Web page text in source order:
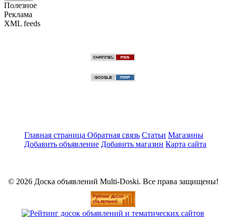
Полезное
Реклама
XML feeds
Главная страница Обратная связь Статьи Магазины
Добавить объявление Добавить магазин Карта сайта
© 2026 Доска объявлений Multi-Doski. Все права защищены!